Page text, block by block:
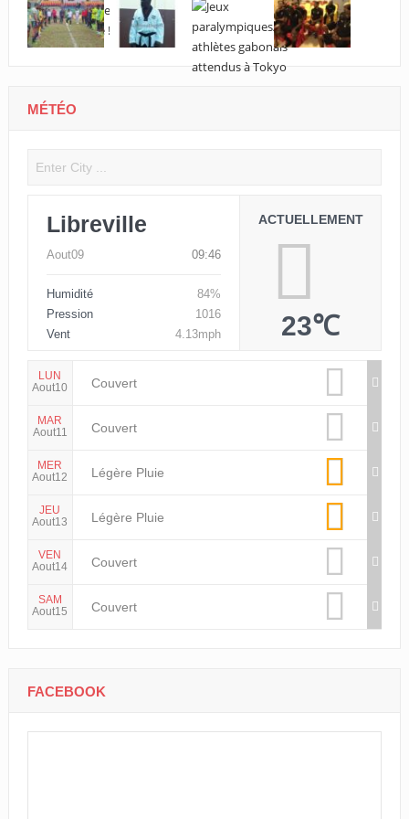
MÉTÉO
Libreville
Aout09 09:46
Humidité
84%
Pression
1016
Vent
4.13mph
ACTUELLEMENT
23℃
LUN
Aout10
Couvert
MAR
Aout11
Couvert
MER
Aout12
Légère Pluie
JEU
Aout13
Légère Pluie
VEN
Aout14
Couvert
SAM
Aout15
Couvert
FACEBOOK